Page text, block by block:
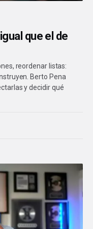
que el de
reordenar listas:
Berto Pena
y decidir qué